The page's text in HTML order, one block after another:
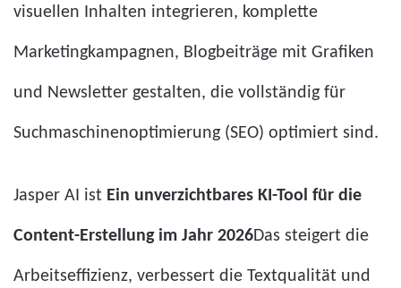
visuellen Inhalten integrieren, komplette
Marketingkampagnen, Blogbeiträge mit Grafiken
und Newsletter gestalten, die vollständig für
Suchmaschinenoptimierung (SEO) optimiert sind.
Jasper AI ist Ein unverzichtbares KI-Tool für die
Content-Erstellung im Jahr 2026Das steigert die
Arbeitseffizienz, verbessert die Textqualität und